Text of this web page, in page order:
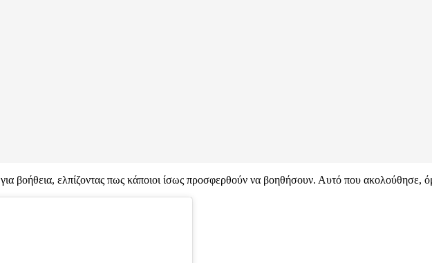
για βοήθεια, ελπίζοντας πως κάποιοι ίσως προσφερθούν να βοηθήσουν. Αυτό που ακολούθησε,